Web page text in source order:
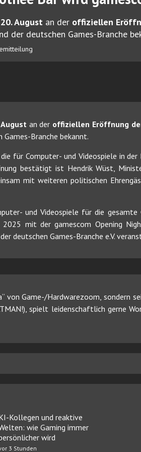
20. August an der offiziellen
der deutschen Games-Branche
an der offiziellen Eröffnung
Games-Branche bekannt.
für Computer- und Videospiele in der
bestätigt ist Hendrik Wüst,
mit weiteren politischen
und Videospiele für die gesamte
mit der gamescom Opening
deutschen Games-Branche e.V.
von Game-/Hardwarezoom, sondern
spielt leidenschaftlich gerne
Kollegen und reaktive
wie Gaming immer
wird
3 Stunden